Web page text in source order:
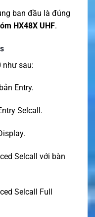
ban đầu là đúng
HX48X UHF.
như sau:
Entry.
Selcall.
Selcall với bàn
Selcall Full